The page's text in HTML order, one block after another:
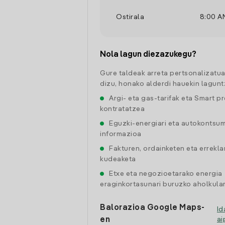
Ostirala
8:00
Nola lagun diezazukegu?
Gure taldeak arreta
dizu, honako alderdi hauekin
Argi- eta gas-tarifak eta Smart
kontratatzea
Eguzki-energiari eta
informazioa
Fakturen, ordainketen eta
kudeaketa
Etxe eta negozioetarako energia
eraginkortasunari buruzko
Balorazioa Google Maps-
en